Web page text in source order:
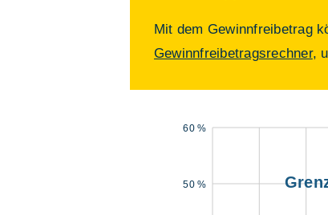
Mit dem Gewinnfreibetrag
Gewinnfreibetragsrechner,
50 %
60 %